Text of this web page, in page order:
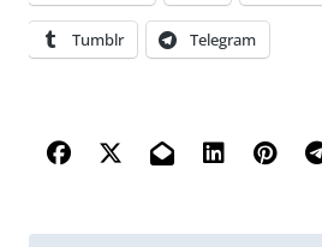
Tumblr Telegram